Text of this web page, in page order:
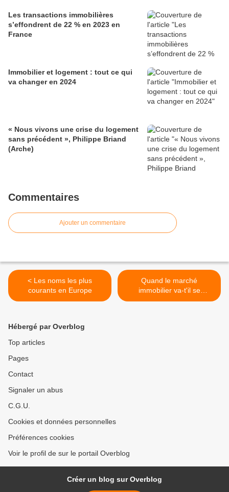
Les transactions immobilières
s’effondrent de 22 % en 2023 en
France
Immobilier et logement : tout ce qui
va changer en 2024
« Nous vivons une crise du logement
sans précédent », Philippe Briand
(Arche)
Commentaires
Ajouter un commentaire
< Les noms les plus
courants en Europe
Quand le marché
immobilier va-t'il se
débloquer ? >
Hébergé par Overblog
Top articles
Pages
Contact
Signaler un abus
C.G.U.
Cookies et données personnelles
Préférences cookies
Voir le profil de sur le portail Overblog
Créer un blog sur Overblog